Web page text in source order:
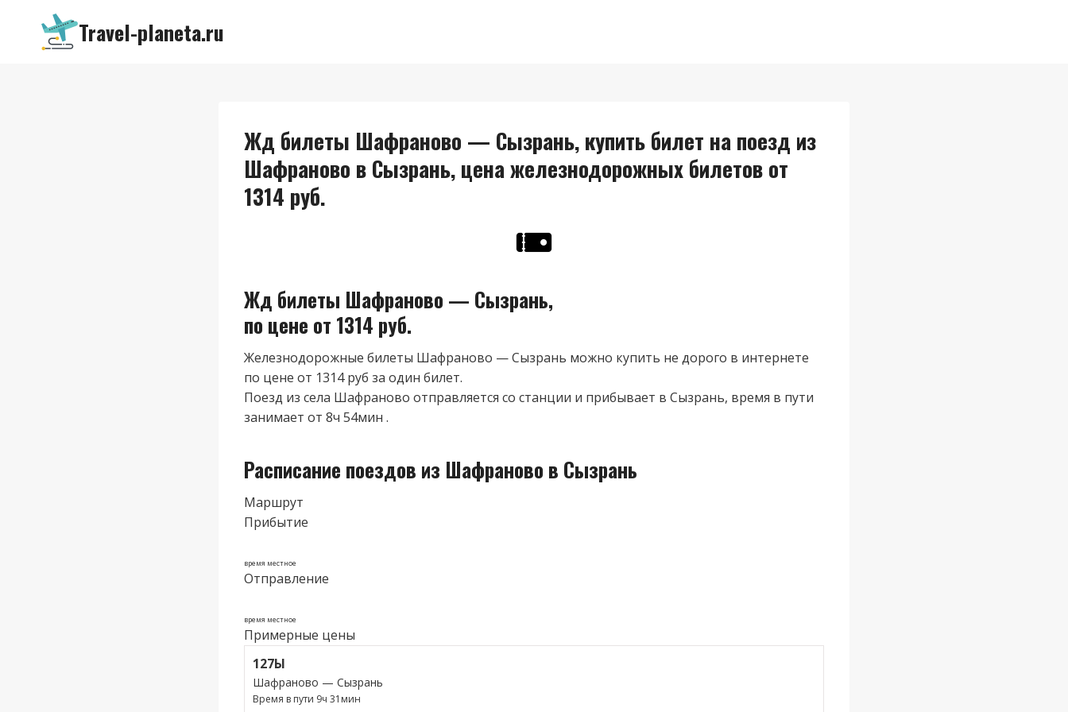
Перейти
содержимому
Travel-planeta.ru
Жд билеты Шафраново — Сызрань, купить билет на поезд из
Шафраново в Сызрань, цена железнодорожных билетов от
1314 руб.
Жд билеты Шафраново — Сызрань,
по цене от 1314 руб.
Железнодорожные билеты Шафраново — Сызрань можно купить не дорого в интернете
по цене от 1314 руб за один билет.
Поезд из cела Шафраново отправляется со станции и прибывает в Сызрань, время в пути
занимает от 8ч 54мин .
Расписание поездов из Шафраново в Сызрань
Маршрут
Прибытие
время местное
Отправление
время местное
Примерные цены
127Ы
Шафраново — Сызрань
Время в пути 9ч 31мин